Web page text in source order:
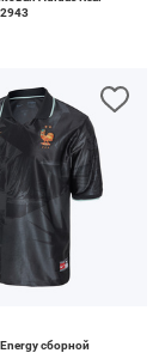
сборной